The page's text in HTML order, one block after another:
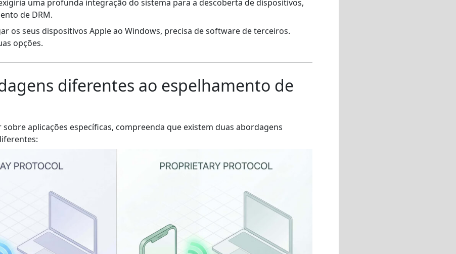
uma profunda integração do sistema para a descoberta de dispositivos,
de DRM.
os seus dispositivos Apple ao Windows, precisa de software de terceiros.
opções.
diferentes ao espelhamento de
sobre aplicações específicas, compreenda que existem duas abordagens